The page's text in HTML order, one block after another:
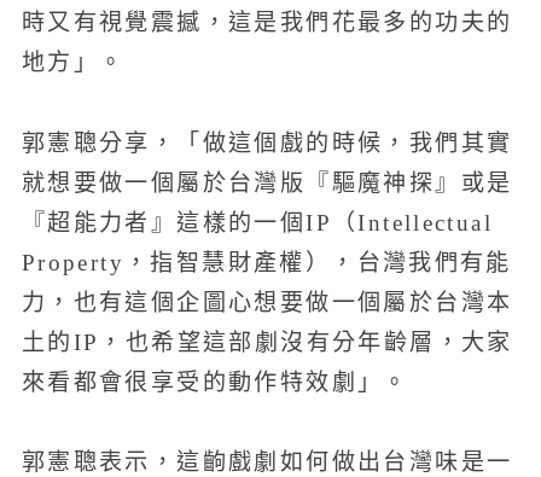
時又有視覺震撼，這是我們花最多的功夫的
地方」。
郭憲聰分享，「做這個戲的時候，我們其實
就想要做一個屬於台灣版『驅魔神探』或是
『超能力者』這樣的一個IP（Intellectual
Property，指智慧財產權），台灣我們有能
力，也有這個企圖心想要做一個屬於台灣本
土的IP，也希望這部劇沒有分年齡層，大家
來看都會很享受的動作特效劇」。
郭憲聰表示，這齣戲劇如何做出台灣味是一